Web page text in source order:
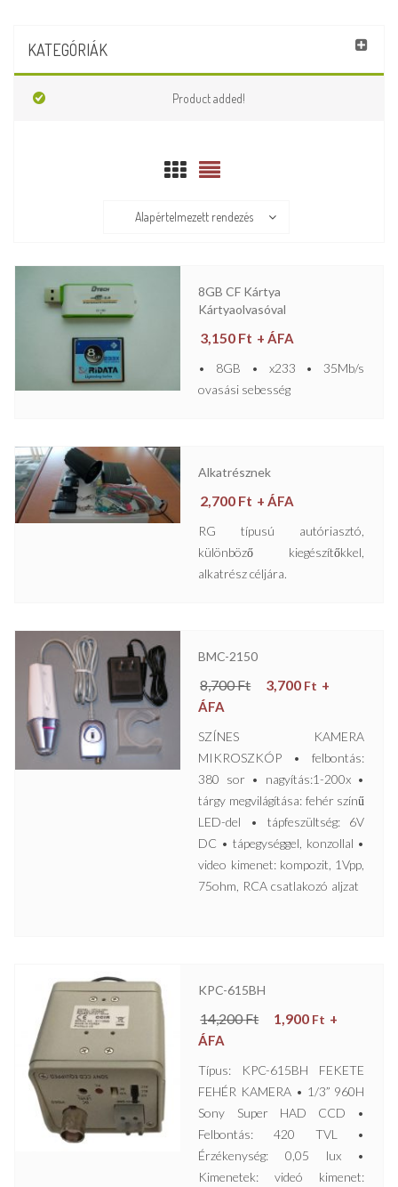
KATEGÓRIÁK
Product added!
Alapértelmezett rendezés
8GB CF Kártya
Kártyaolvasóval
3,150 Ft + ÁFA
• 8GB • x233 • 35Mb/s
ovasási sebesség
Alkatrésznek
2,700 Ft + ÁFA
RG típusú autóriasztó,
különböző kiegészítőkkel,
alkatrész céljára.
BMC-2150
8,700Ft 3,700 Ft +
ÁFA
SZÍNES KAMERA
MIKROSZKÓP • felbontás:
380 sor • nagyítás:1-200x •
tárgy megvilágítása: fehér színű
LED-del • tápfeszültség: 6V
DC • tápegységgel, konzollal •
video kimenet: kompozit, 1Vpp,
75ohm, RCA csatlakozó aljzat
KPC-615BH
14,200Ft 1,900 Ft +
ÁFA
Típus: KPC-615BH FEKETE
FEHÉR KAMERA • 1/3” 960H
Sony Super HAD CCD •
Felbontás: 420 TVL •
Érzékenység: 0,05 lux •
Kimenetek: videó kimenet: